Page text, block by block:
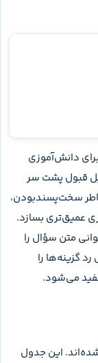
کن.